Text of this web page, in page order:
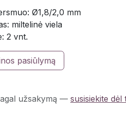
Ø1,8/2,0 mm
miltelinė viela
2 vnt.
pasiūlymą
užsakymą — susisiekite